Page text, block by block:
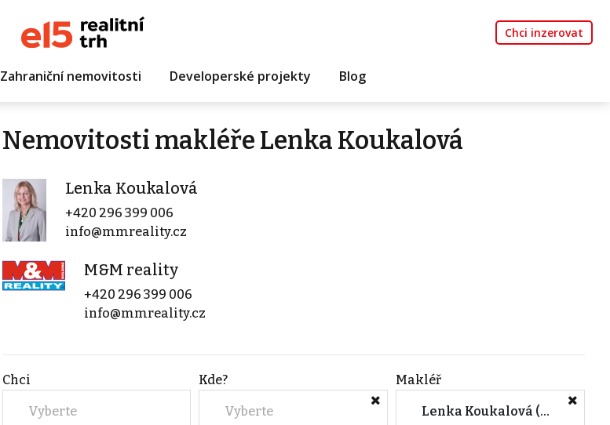
Chci inzerovat
Zahraniční nemovitosti Developerské projekty Blog
Nemovitosti makléře Lenka Koukalová
Lenka Koukalová
+420 296 399 006
info@mmreality.cz
M&M reality
+420 296 399 006
info@mmreality.cz
Chci
Vyberte
Kde?
Vyberte
Makléř
Lenka Koukalová (M&M reality)